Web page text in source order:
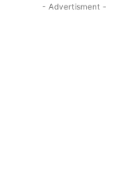
- Advertisment -